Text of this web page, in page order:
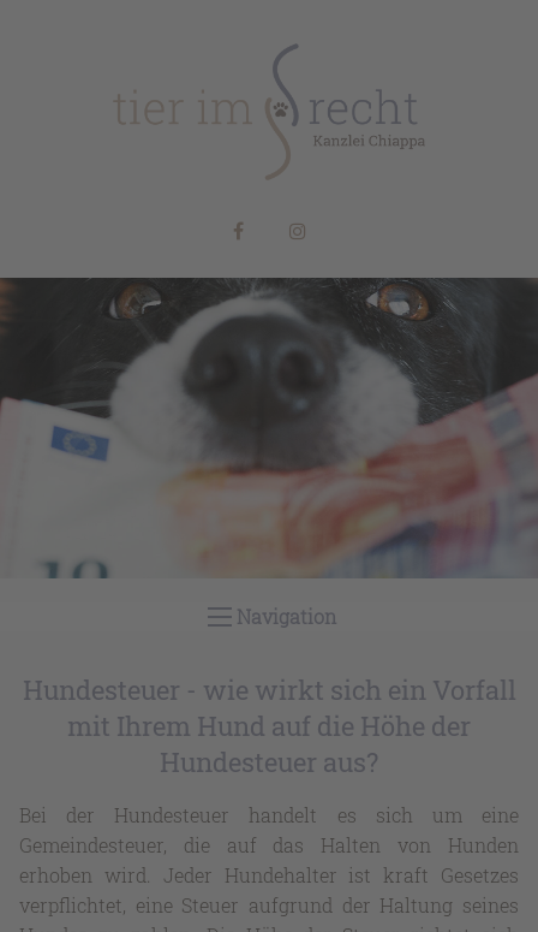
Navigation
Hundesteuer - wie wirkt sich ein Vorfall
mit Ihrem Hund auf die Höhe der
Hundesteuer aus?
Bei der Hundesteuer handelt es sich um eine
Gemeindesteuer, die auf das Halten von Hunden
erhoben wird. Jeder Hundehalter ist kraft Gesetzes
verpflichtet, eine Steuer aufgrund der Haltung seines